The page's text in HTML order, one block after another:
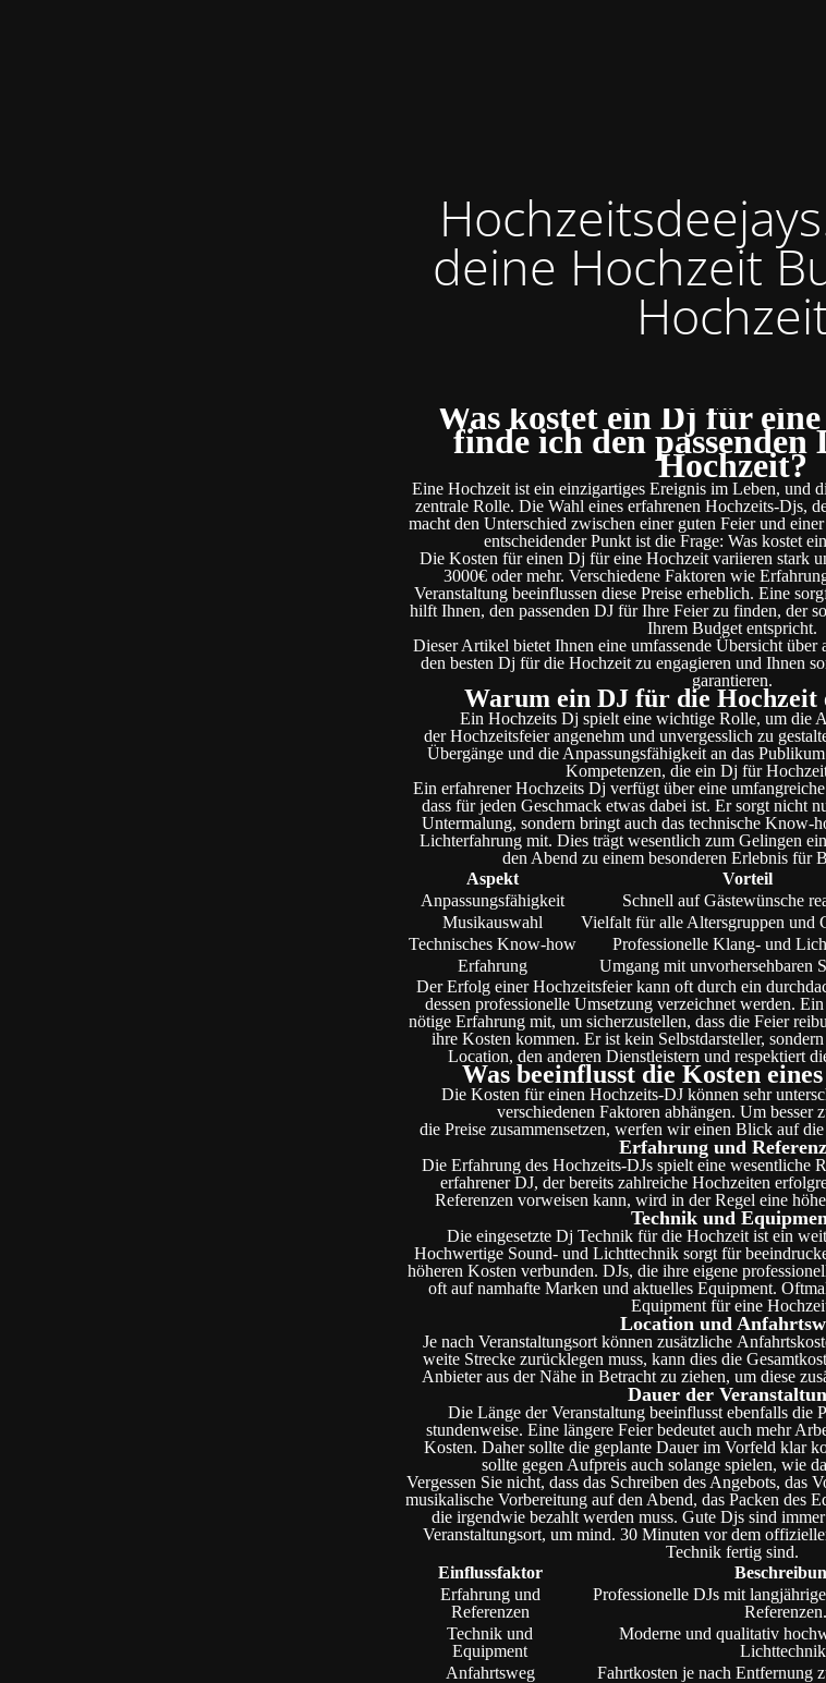
deine Hochzeit
Was kostet ein Dj für
finde ich den passenden
Hochzeit?
Eine Hochzeit ist ein einzigartiges Ereignis im Leben, und
zentrale Rolle. Die Wahl eines erfahrenen Hochzeits-Djs,
macht den Unterschied zwischen einer guten Feier und
entscheidender Punkt ist die Frage: Was kostet
Die Kosten für einen Dj für eine Hochzeit variieren stark
3000€ oder mehr. Verschiedene Faktoren wie
Veranstaltung beeinflussen diese Preise erheblich. Eine
hilft Ihnen, den passenden DJ für Ihre Feier zu finden, der
Ihrem Budget entspricht.
Dieser Artikel bietet Ihnen eine umfassende Übersicht über
den besten Dj für die Hochzeit zu engagieren und Ihnen
garantieren.
Warum ein DJ für die Hochzeit
Ein Hochzeits Dj spielt eine wichtige Rolle, um die
der Hochzeitsfeier angenehm und unvergesslich zu
Übergänge und die Anpassungsfähigkeit an das
Kompetenzen, die ein Dj für
Ein erfahrener Hochzeits Dj verfügt über eine
dass für jeden Geschmack etwas dabei ist. Er sorgt nicht
Untermalung, sondern bringt auch das technische Know-
Lichterfahrung mit. Dies trägt wesentlich zum Gelingen
den Abend zu einem besonderen Erlebnis für
Aspekt
Vorteil
Anpassungsfähigkeit
Schnell auf Gästewünsche
Musikauswahl
Vielfalt für alle Altersgruppen und
Technisches Know-how
Professionelle Klang- und
Erfahrung
Umgang mit unvorhersehbaren
Der Erfolg einer Hochzeitsfeier kann oft durch ein
dessen professionelle Umsetzung verzeichnet werden.
nötige Erfahrung mit, um sicherzustellen, dass die Feier
ihre Kosten kommen. Er ist kein Selbstdarsteller,
Location, den anderen Dienstleistern und respektiert
Was beeinflusst die Kosten
Die Kosten für einen Hochzeits-DJ können sehr
verschiedenen Faktoren abhängen. Um besser
die Preise zusammensetzen, werfen wir einen Blick auf
Erfahrung und
Die Erfahrung des Hochzeits-DJs spielt eine wesentliche
erfahrener DJ, der bereits zahlreiche Hochzeiten
Referenzen vorweisen kann, wird in der Regel eine
Technik und
Die eingesetzte Dj Technik für die Hochzeit ist ein
Hochwertige Sound- und Lichttechnik sorgt für
höheren Kosten verbunden. DJs, die ihre eigene
oft auf namhafte Marken und aktuelles Equipment.
Equipment für eine
Location und
Je nach Veranstaltungsort können zusätzliche
weite Strecke zurücklegen muss, kann dies die
Anbieter aus der Nähe in Betracht zu ziehen, um diese
Dauer der
Die Länge der Veranstaltung beeinflusst ebenfalls die
stundenweise. Eine längere Feier bedeutet auch mehr
Kosten. Daher sollte die geplante Dauer im Vorfeld klar
sollte gegen Aufpreis auch solange spielen, wie
Vergessen Sie nicht, dass das Schreiben des Angebots, das
musikalische Vorbereitung auf den Abend, das Packen des
die irgendwie bezahlt werden muss. Gute Djs sind
Veranstaltungsort, um mind. 30 Minuten vor dem
Technik fertig sind.
Einflussfaktor
Erfahrung und
Referenzen
Professionelle DJs mit
Referenzen.
Technik und
Equipment
Moderne und qualitativ
Anfahrtsweg
Fahrtkosten je nach Entfernung